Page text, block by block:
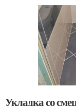
Укладка со